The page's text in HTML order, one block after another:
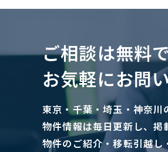
ご相談は無料
お気軽にお問
東京・千葉・埼玉・神奈川
物件情報は毎日更新し、掲
物件のご紹介・移転引越